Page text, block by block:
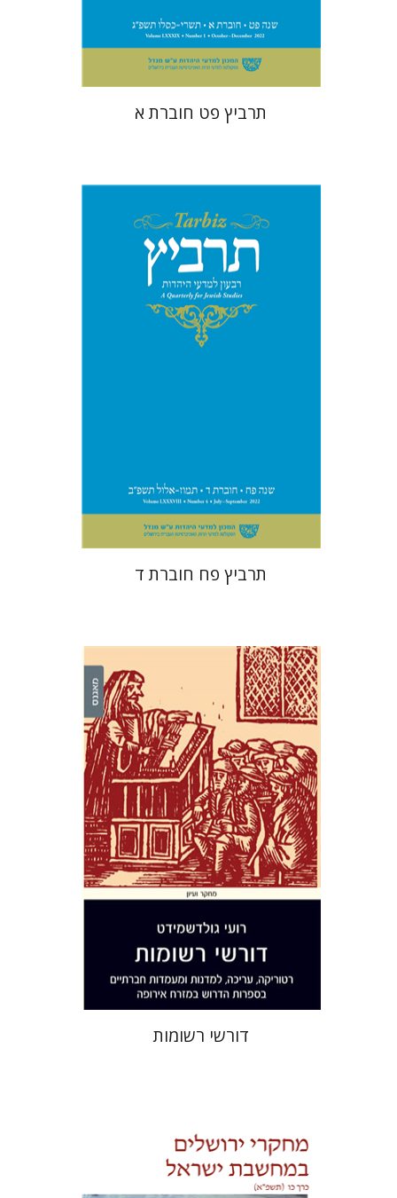
$29
$26
תרביץ פט חוברת א
רוני גולדשטיין
שרית שלו-עיני
משה הלברטל
שלמה נאה
$29
$26
תרביץ פח חוברת ד
רועי גולדשמידט
הנחת אתר ספר מודפס
$42
$38
דורשי רשומות
בנימין בראון